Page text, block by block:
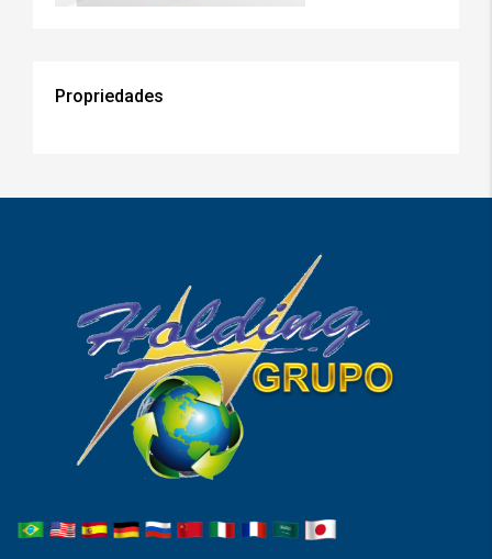
Propriedades